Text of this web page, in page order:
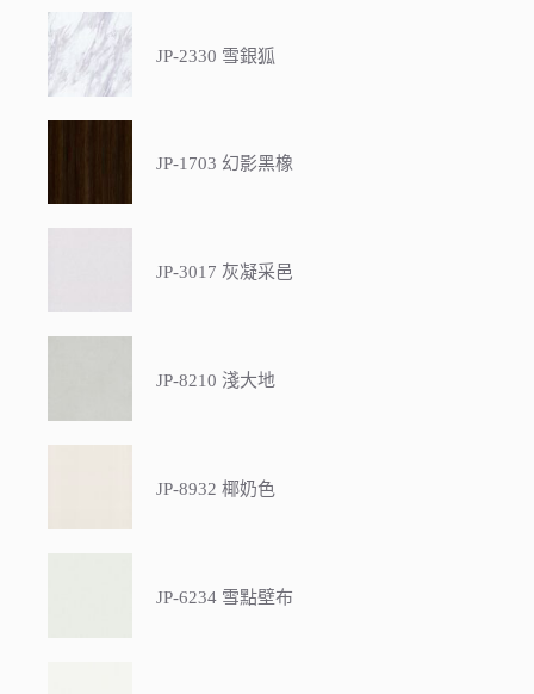
JP-2330 雪銀狐
JP-1703 幻影黑橡
JP-3017 灰凝采邑
JP-8210 淺大地
JP-8932 椰奶色
JP-6234 雪點壁布